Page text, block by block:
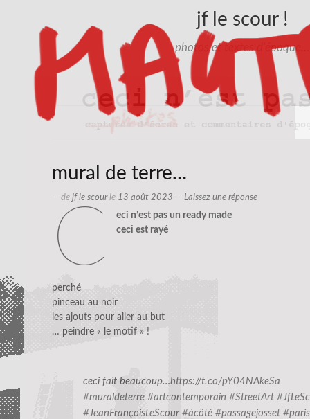
jf le scour !
photos et textes d'époque…
mural de terre…
— de jf le scourle 13 août 2023 — Laissez une réponse
c
eci n’est pas un ready made
ceci est rayé
perché
pinceau au noir
les ajouts pour aller au but
… peindre « le motif » !
ceci fait beaucoup…https://t.co/pY04NAkeSa
#muraldeterre #artcontemporain #StreetArt
#JeanFrançoisLeScour #àcôté #passagejosset